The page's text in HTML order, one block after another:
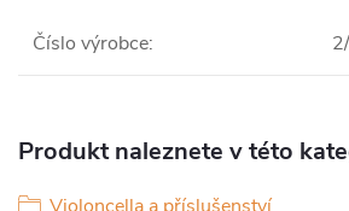
Číslo výrobce:
Produkt naleznete v této